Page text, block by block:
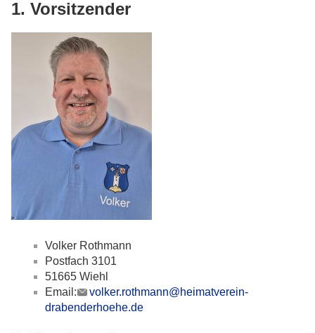
1. Vorsitzender
Volker Rothmann
Postfach 3101
51665 Wiehl
Email:
volker.rothmann@heimatverein-
drabenderhoehe.de